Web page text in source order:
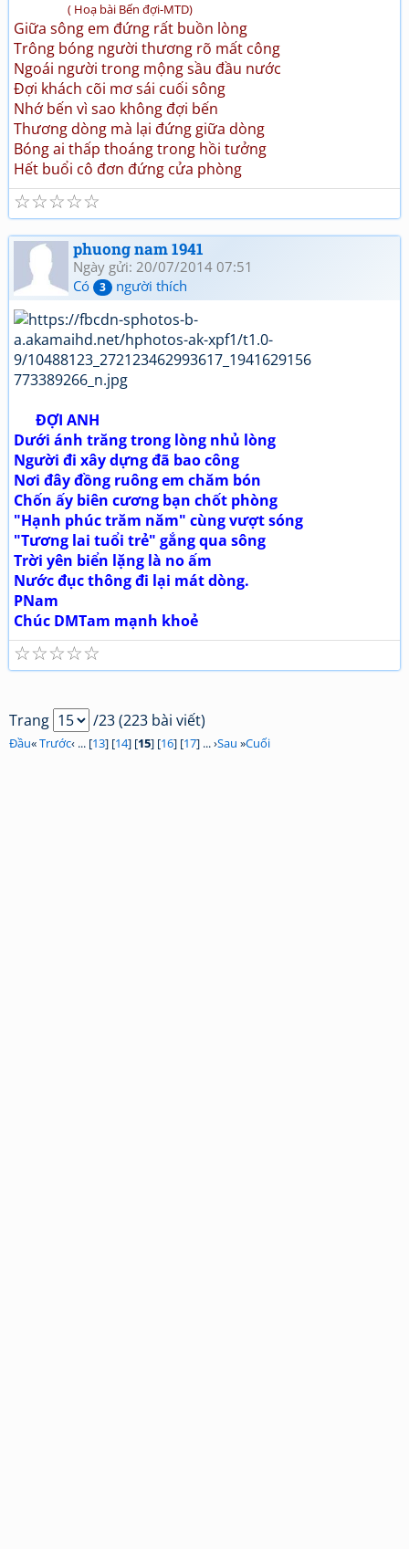
( Hoạ bài Bến đợi-MTD)
Giữa sông em đứng rất buồn lòng
Trông bóng người thương rõ mất công
Ngoái người trong mộng sầu đầu nước
Đợi khách cõi mơ sái cuối sông
Nhớ bến vì sao không đợi bến
Thương dòng mà lại đứng giữa dòng
Bóng ai thấp thoáng trong hồi tưởng
Hết buổi cô đơn đứng cửa phòng
☆
☆
☆
☆
☆
phuong nam 1941
Ngày gửi: 20/07/2014 07:51
Có
3 người thích
ĐỢI ANH
Dưới ánh trăng trong lòng nhủ lòng
Người đi xây dựng đã bao công
Nơi đây đồng ruông em chăm bón
Chốn ấy biên cương bạn chốt phòng
"Hạnh phúc trăm năm" cùng vượt sóng
"Tương lai tuổi trẻ" gắng qua sông
Trời yên biển lặng là no ấm
Nước đục thông đi lại mát dòng.
PNam
Chúc DMTam mạnh khoẻ
☆
☆
☆
☆
☆
Trang /23 (223 bài viết)
Đầu«Trước‹ ... [13] [14] [15] [16] [17] ... ›Sau »Cuối